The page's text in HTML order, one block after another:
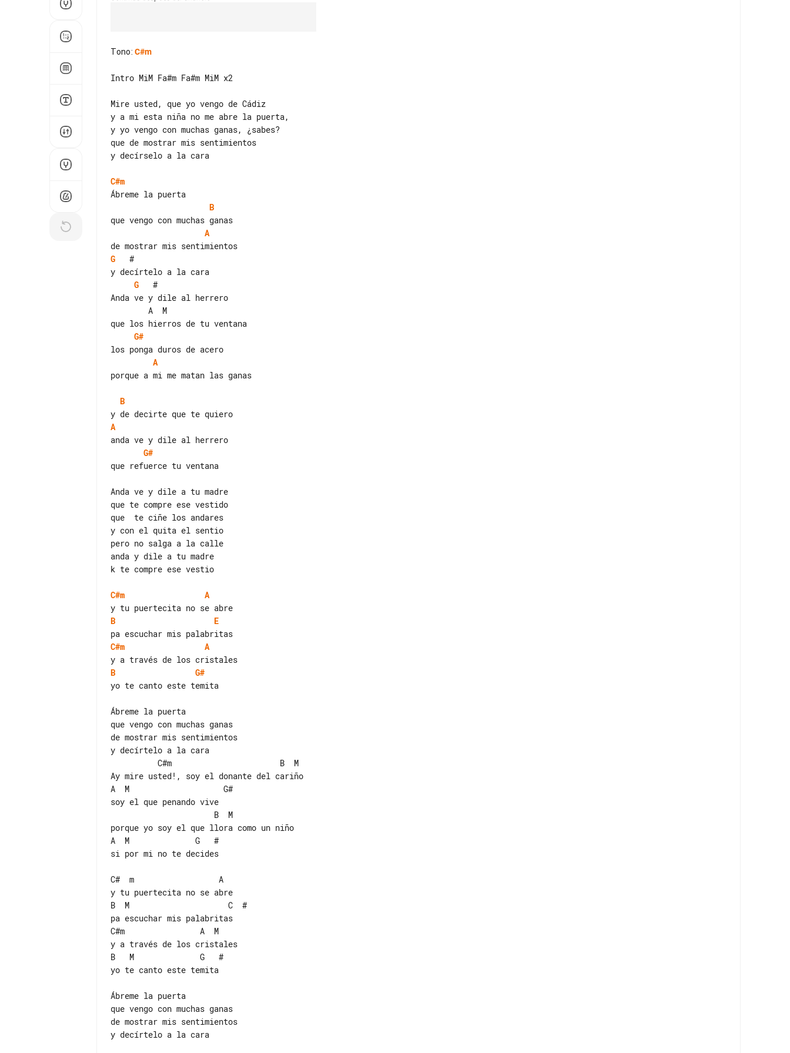
Tono: C#m
Intro MiM Fa#m Fa#m MiM x2
Mire usted, que yo vengo de Cádiz
y a mi esta niña no me abre la puerta,
y yo vengo con muchas ganas, ¿sabes?
que de mostrar mis sentimientos
y decírselo a la cara
C#m
B
A
G
   #
G
   #
Anda ve y dile al herrero
G#
A
porque a mi me matan las ganas
B
A
G#
que refuerce tu ventana
que te compre ese vestido
que  te ciñe los andares
y con el quita el sentio
pero no salga a la calle
anda y dile a tu madre
k te compre ese vestio
C#m
A
B
E
C#m
A
B
G#
yo te canto este temita
Ábreme la puerta
que vengo con muchas ganas
de mostrar mis sentimientos
y decírtelo a la cara
Ay mire usted!, soy el donante del cariño
A  M                    G#
soy el que penando vive
porque yo soy el que llora como un niño
A  M              G   #
si por mi no te decides
C#  m                  A
y tu puertecita no se abre
B  M                     C  #
pa escuchar mis palabritas
C#m                A  M
y a través de los cristales
B   M              G   #
yo te canto este temita
Ábreme la puerta
que vengo con muchas ganas
de mostrar mis sentimientos
y decírtelo a la cara